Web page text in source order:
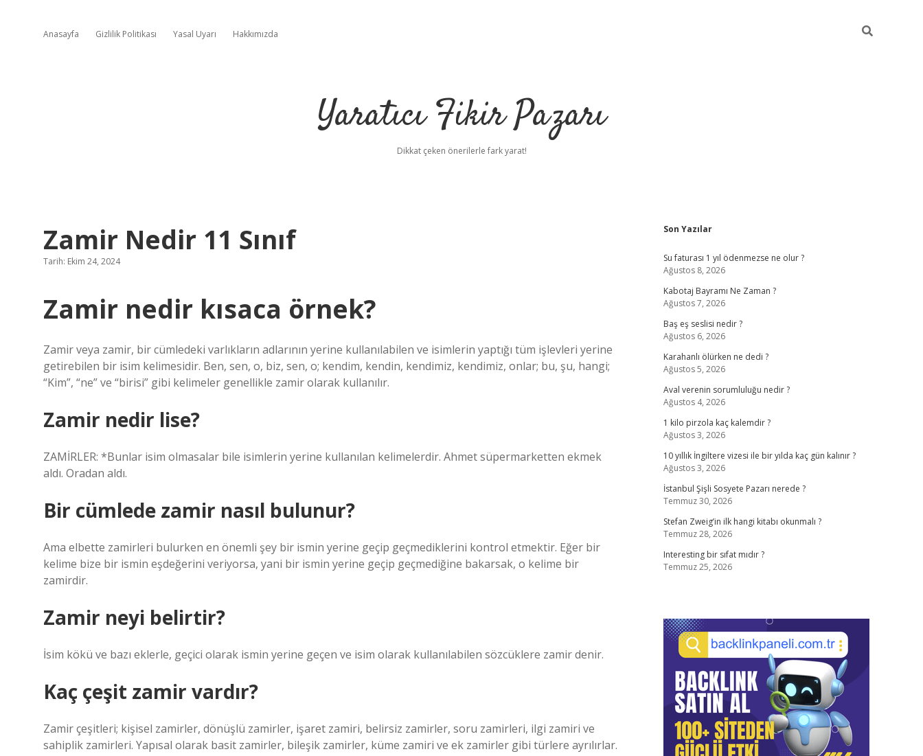
Anasayfa Gizlilik Politikası Yasal Uyarı Hakkımızda
Yaratıcı Fikir Pazarı
Dikkat çeken önerilerle fark yarat!
Zamir Nedir 11 Sınıf
Tarih: Ekim 24, 2024
Zamir nedir kısaca örnek?
Zamir veya zamir, bir cümledeki varlıkların adlarının yerine kullanılabilen ve isimlerin yaptığı tüm işlevleri yerine
getirebilen bir isim kelimesidir. Ben, sen, o, biz, sen, o; kendim, kendin, kendimiz, kendimiz, onlar; bu, şu, hangi;
“Kim”, “ne” ve “birisi” gibi kelimeler genellikle zamir olarak kullanılır.
Zamir nedir lise?
ZAMİRLER: *Bunlar isim olmasalar bile isimlerin yerine kullanılan kelimelerdir. Ahmet süpermarketten ekmek
aldı. Oradan aldı.
Bir cümlede zamir nasıl bulunur?
Ama elbette zamirleri bulurken en önemli şey bir ismin yerine geçip geçmediklerini kontrol etmektir. Eğer bir
kelime bize bir ismin eşdeğerini veriyorsa, yani bir ismin yerine geçip geçmediğine bakarsak, o kelime bir
zamirdir.
Zamir neyi belirtir?
İsim kökü ve bazı eklerle, geçici olarak ismin yerine geçen ve isim olarak kullanılabilen sözcüklere zamir denir.
Kaç çeşit zamir vardır?
Zamir çeşitleri; kişisel zamirler, dönüşlü zamirler, işaret zamiri, belirsiz zamirler, soru zamirleri, ilgi zamiri ve
sahiplik zamirleri. Yapısal olarak basit zamirler, bileşik zamirler, küme zamiri ve ek zamirler gibi türlere ayrılırlar.
Sidebar
Son Yazılar
Su faturası 1 yıl ödenmezse ne olur ?
Ağustos 8, 2026
Kabotaj Bayramı Ne Zaman ?
Ağustos 7, 2026
Baş eş seslisi nedir ?
Ağustos 6, 2026
Karahanlı ölürken ne dedi ?
Ağustos 5, 2026
Aval verenin sorumluluğu nedir ?
Ağustos 4, 2026
1 kilo pirzola kaç kalemdir ?
Ağustos 3, 2026
10 yıllık İngiltere vizesi ile bir yılda kaç gün kalınır ?
Ağustos 3, 2026
İstanbul Şişli Sosyete Pazarı nerede ?
Temmuz 30, 2026
Stefan Zweig’in ilk hangi kitabı okunmalı ?
Temmuz 28, 2026
Interesting bir sıfat mıdır ?
Temmuz 25, 2026